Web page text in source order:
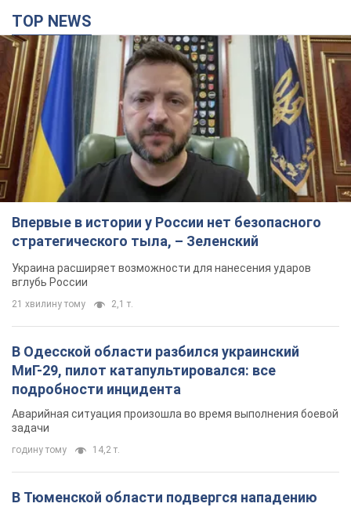
TOP NEWS
Впервые в истории у России нет безопасного
стратегического тыла, – Зеленский
Украина расширяет возможности для нанесения ударов
вглубь России
21 хвилину тому 2,1 т.
В Одесской области разбился украинский
МиГ-29, пилот катапультировался: все
подробности инцидента
Аварийная ситуация произошла во время выполнения боевой
задачи
годину тому 14,2 т.
В Тюменской области подвергся нападению